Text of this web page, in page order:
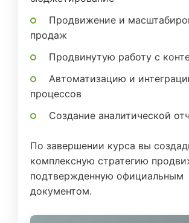
Продвижение и
продаж
Продвинутую работу с
Автоматизацию и
процессов
Создание аналитической
По завершении курса вы
комплексную стратегию
подтвержденную официальным
документом.